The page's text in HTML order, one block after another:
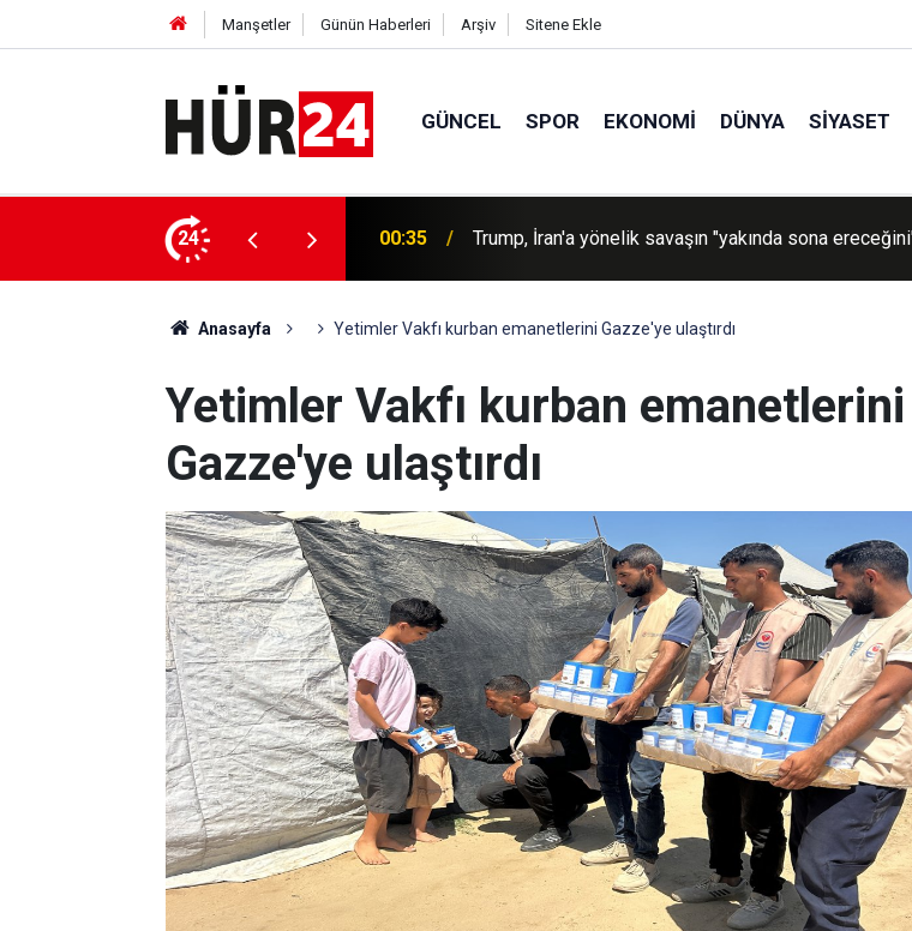
Manşetler Günün Haberleri Arşiv Sitene Ekle
GÜNCEL SPOR EKONOMI DÜNYA SIYASET
24
sona ereceğini" söyledi 00:30 Cumhurbaşkanlığına Cevdet Yılmaz vekalet edecek
Anasayfa Yetimler Vakfı kurban emanetlerini Gazze'ye ulaştırdı
Yetimler Vakfı kurban emanetlerini
Gazze'ye ulaştırdı